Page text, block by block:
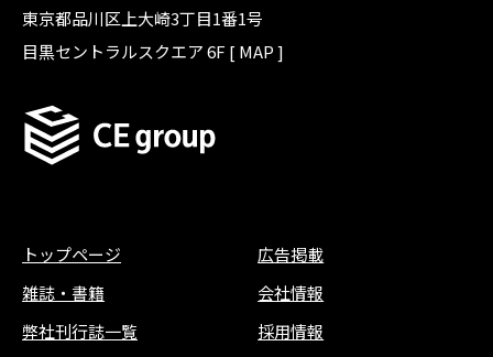
東京都品川区上大崎3丁目1番1号
目黒セントラルスクエア 6F [ MAP]
トップページ
雑誌 ・ 書籍
弊社刊行誌一覧
広告掲載
会社情報
採用情報